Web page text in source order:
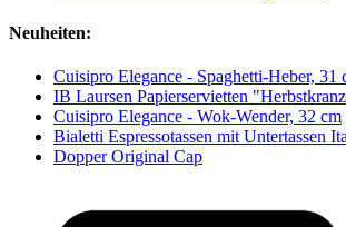
Neuheiten:
Cuisipro Elegance - Spaghetti-Heber, 31
IB Laursen Papierservietten
Cuisipro Elegance - Wok-Wender, 32 cm
Bialetti Espressotassen mit Untertassen
Dopper Original Cap